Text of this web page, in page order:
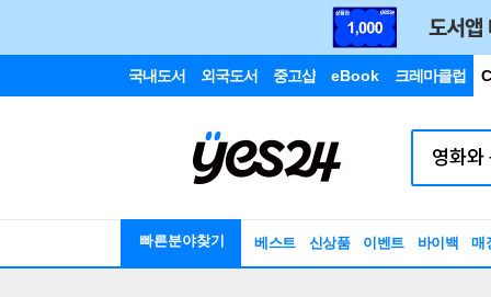
국내도서 외국도서 중고샵 eBook 크레마클럽
빠른분야찾기 베스트 신상품 이벤트 바이백 매